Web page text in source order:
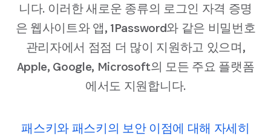
니다. 이러한 새로운 종류의 로그인 자격 증명
은 웹사이트와 앱, 1Password와 같은 비밀번호
관리자에서 점점 더 많이 지원하고 있으며,
Apple, Google, Microsoft의 모든 주요 플랫폼
에서도 지원합니다.
패스키와 패스키의 보안 이점에 대해 자세히